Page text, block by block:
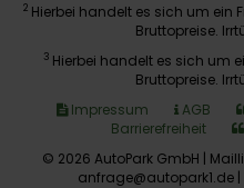
2 Hierbei handelt es sich um ein
Bruttopreise.
3 Hierbei handelt es sich um
Bruttopreise.
Impressum
AGB
Barrierefreiheit
© 2026 AutoPark GmbH |
anfrage@autopark1.de |